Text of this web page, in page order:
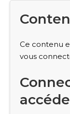
Ce contenu
vous